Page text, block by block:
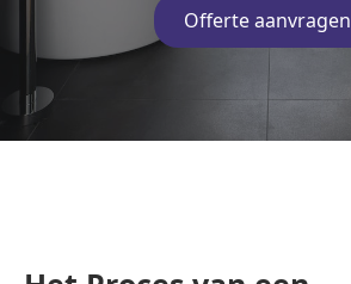
Offerte aanvragen